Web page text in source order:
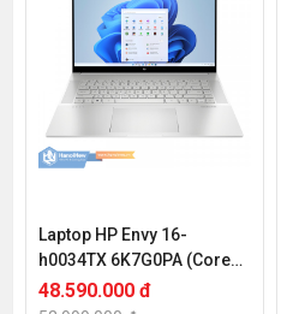
Laptop HP Envy 16-
h0034TX 6K7G0PA (Core
i7-12700H | 16GB | 512GB |
RTX 3060 6GB | 16 inch
48.590.000 đ